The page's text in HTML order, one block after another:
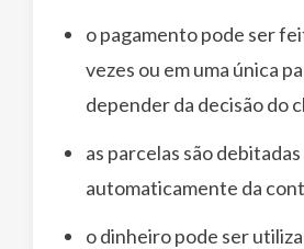
o pagamento pode ser
vezes ou em uma única
depender da decisão do
as parcelas são debitadas
automaticamente da
o dinheiro pode ser